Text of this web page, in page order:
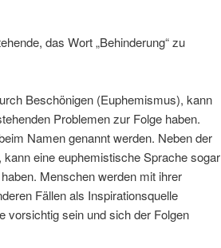
das Wort „Behinderung“ zu
Beschönigen (Euphemismus), kann
Problemen zur Folge haben.
Namen genannt werden. Neben der
eine euphemistische Sprache sogar
Menschen werden mit ihrer
Fällen als Inspirationsquelle
vorsichtig sein und sich der Folgen